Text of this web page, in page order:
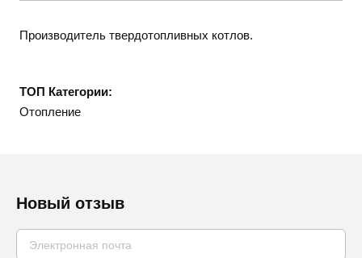
Производитель твердотопливных котлов.
ТОП Категории:
Отопление
Новый отзыв